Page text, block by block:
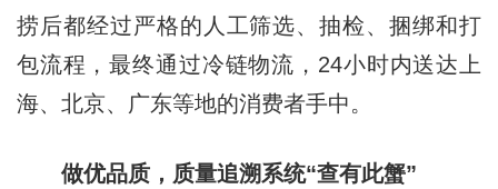
捞后都经过严格的人工筛选、抽检、捆绑和打
包流程，最终通过冷链物流，24小时内送达上
海、北京、广东等地的消费者手中。
做优品质，质量追溯系统“查有此蟹”